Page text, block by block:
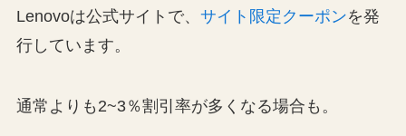
Lenovoは公式サイトで、 サイト限定クーポンを発
行しています。
通常よりも2~3％割引率が多くなる場合も。